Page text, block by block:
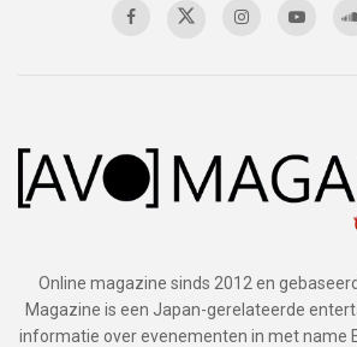
Online magazine sinds 2012 en
Magazine is een Japan-gerelateerde
informatie over evenementen in met name